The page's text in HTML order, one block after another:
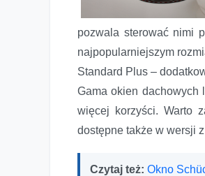
pozwala sterować nimi
najpopularniejszym
Standard Plus –
Gama okien dachowych
więcej korzyści. Warto
dostępne także w wersji
Czytaj też: Okno